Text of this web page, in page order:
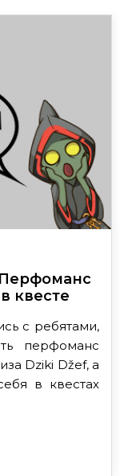
квесте
с ребятами,
перфоманс
Dziki Džef, а
в квестах